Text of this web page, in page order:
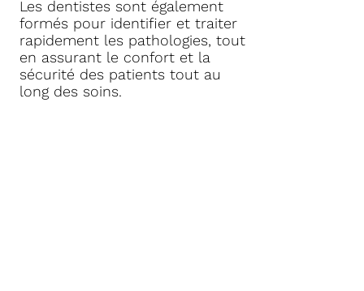
Les dentistes sont également
formés pour identifier et traiter
rapidement les pathologies, tout
en assurant le confort et la
sécurité des patients tout au
long des soins.